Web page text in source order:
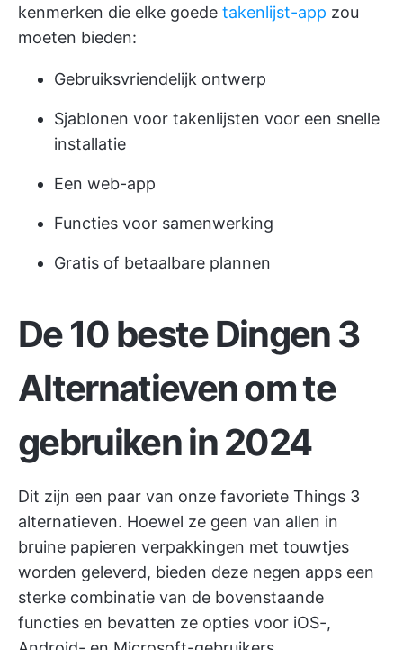
kenmerken die elke goede takenlijst-app zou
moeten bieden:
Gebruiksvriendelijk ontwerp
Sjablonen voor takenlijsten voor een snelle
installatie
Een web-app
Functies voor samenwerking
Gratis of betaalbare plannen
De 10 beste Dingen 3
Alternatieven om te
gebruiken in 2024
Dit zijn een paar van onze favoriete Things 3
alternatieven. Hoewel ze geen van allen in
bruine papieren verpakkingen met touwtjes
worden geleverd, bieden deze negen apps een
sterke combinatie van de bovenstaande
functies en bevatten ze opties voor iOS-,